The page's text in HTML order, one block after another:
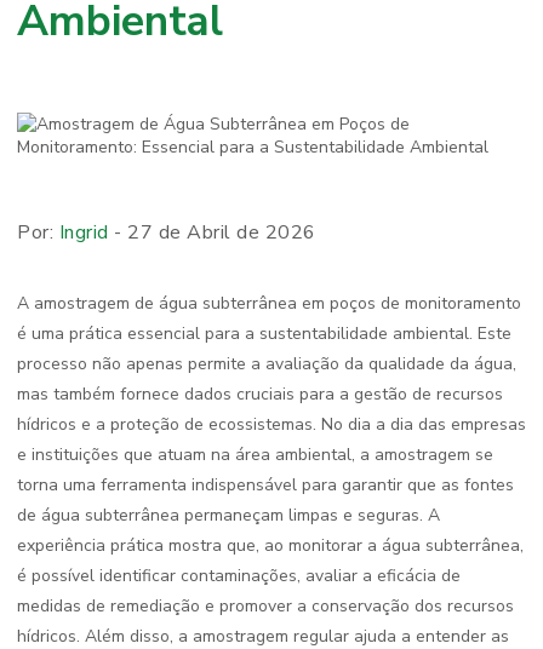
Ambiental
Por: Ingrid - 27 de Abril de 2026
A amostragem de água subterrânea em poços de monitoramento
é uma prática essencial para a sustentabilidade ambiental. Este
processo não apenas permite a avaliação da qualidade da água,
mas também fornece dados cruciais para a gestão de recursos
hídricos e a proteção de ecossistemas. No dia a dia das empresas
e instituições que atuam na área ambiental, a amostragem se
torna uma ferramenta indispensável para garantir que as fontes
de água subterrânea permaneçam limpas e seguras. A
experiência prática mostra que, ao monitorar a água subterrânea,
é possível identificar contaminações, avaliar a eficácia de
medidas de remediação e promover a conservação dos recursos
hídricos. Além disso, a amostragem regular ajuda a entender as